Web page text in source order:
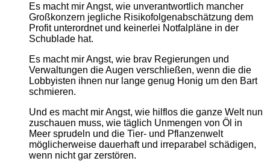
Es macht mir Angst, wie unverantwortlich mancher
Großkonzern jegliche Risikofolgenabschätzung dem
Profit unterordnet und keinerlei Notfalpläne in der
Schublade hat.
Es macht mir Angst, wie brav Regierungen und
Verwaltungen die Augen verschließen, wenn die die
Lobbyisten ihnen nur lange genug Honig um den Bart
schmieren.
Und es macht mir Angst, wie hilflos die ganze Welt nun
zuschauen muss, wie täglich Unmengen von Öl in
Meer sprudeln und die Tier- und Pflanzenwelt
möglicherweise dauerhaft und irreparabel schädigen,
wenn nicht gar zerstören.